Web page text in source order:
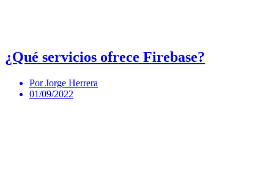
¿Qué servicios ofrece Firebase?
Por Jorge Herrera
01/09/2022